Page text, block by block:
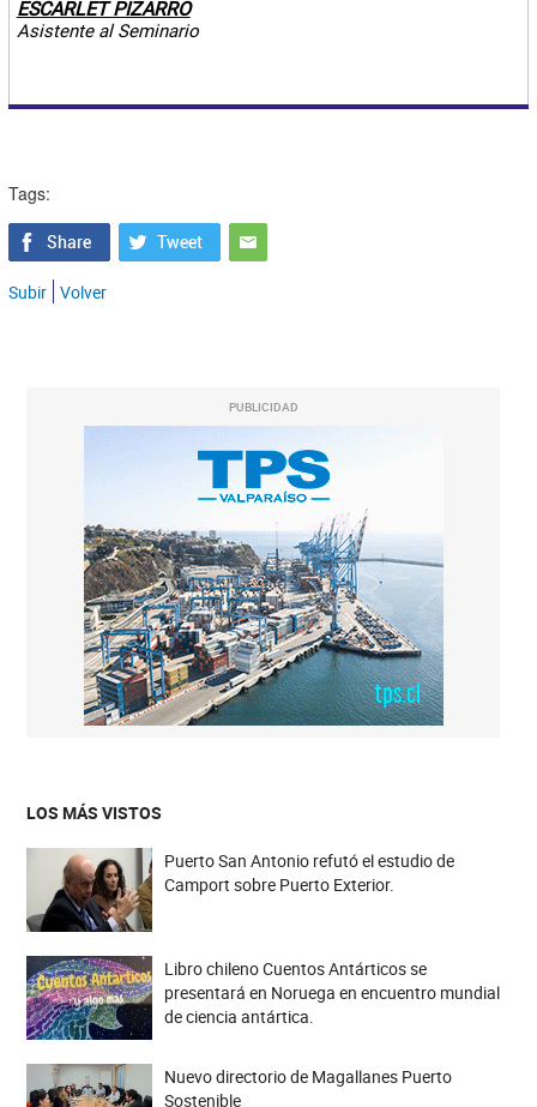
ESCARLET PIZARRO
Asistente al Seminario
Tags:
Subir Volver
PUBLICIDAD
LOS MÁS VISTOS
Puerto San Antonio refutó el estudio de
Camport sobre Puerto Exterior.
Libro chileno Cuentos Antárticos se
presentará en Noruega en encuentro mundial
de ciencia antártica.
Nuevo directorio de Magallanes Puerto
Sostenible